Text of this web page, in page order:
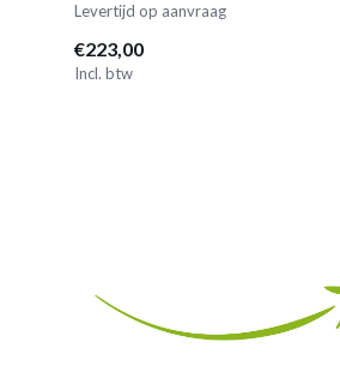
Levertijd op aanvraag
€223,00
Incl. btw